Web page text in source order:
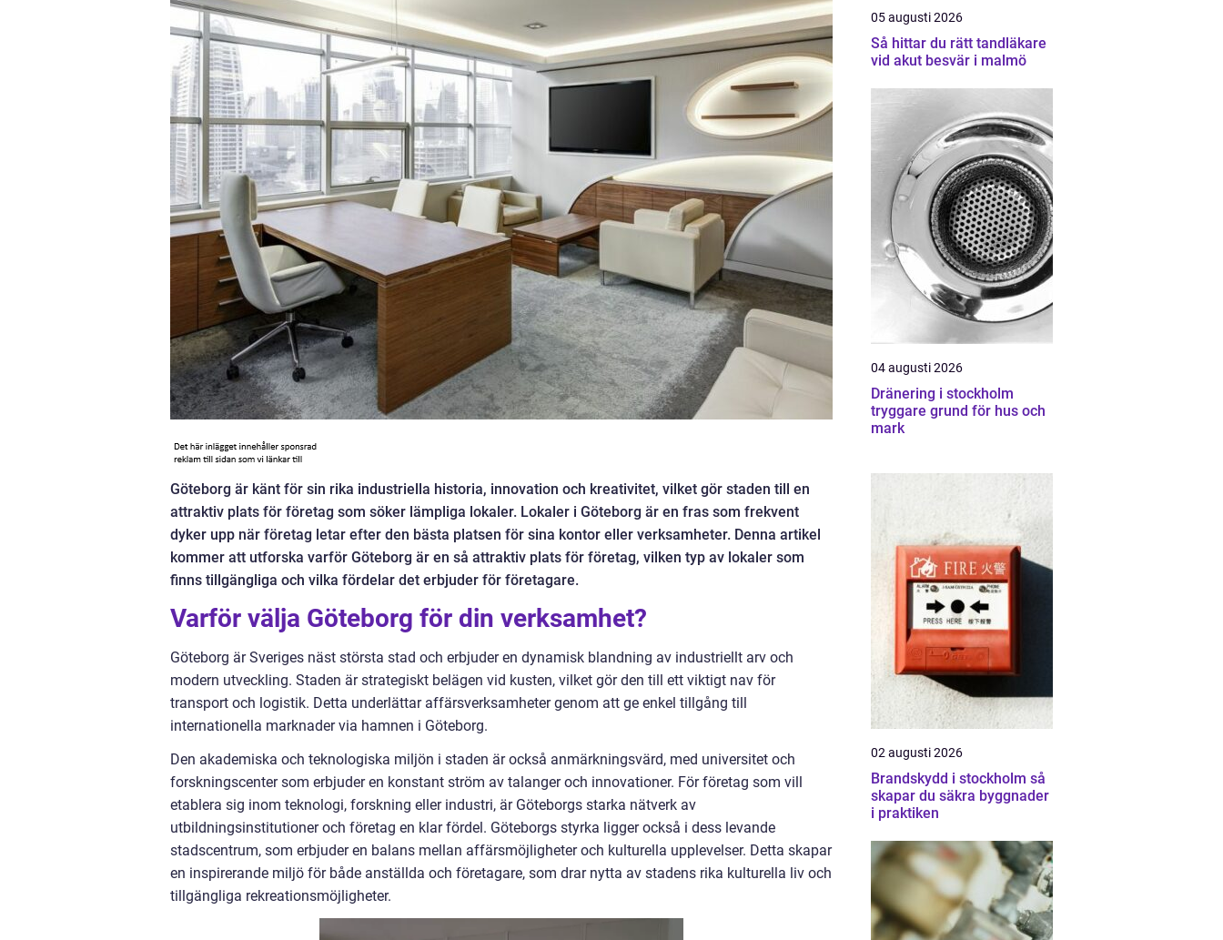
Göteborg är känt för sin rika industriella historia, innovation och kreativitet, vilket gör staden till en
attraktiv plats för företag som söker lämpliga lokaler. Lokaler i Göteborg är en fras som frekvent
dyker upp när företag letar efter den bästa platsen för sina kontor eller verksamheter. Denna artikel
kommer att utforska varför Göteborg är en så attraktiv plats för företag, vilken typ av lokaler som
finns tillgängliga och vilka fördelar det erbjuder för företagare.
Varför välja Göteborg för din verksamhet?
Göteborg är Sveriges näst största stad och erbjuder en dynamisk blandning av industriellt arv och
modern utveckling. Staden är strategiskt belägen vid kusten, vilket gör den till ett viktigt nav för
transport och logistik. Detta underlättar affärsverksamheter genom att ge enkel tillgång till
internationella marknader via hamnen i Göteborg.
Den akademiska och teknologiska miljön i staden är också anmärkningsvärd, med universitet och
forskningscenter som erbjuder en konstant ström av talanger och innovationer. För företag som vill
etablera sig inom teknologi, forskning eller industri, är Göteborgs starka nätverk av
utbildningsinstitutioner och företag en klar fördel. Göteborgs styrka ligger också i dess levande
stadscentrum, som erbjuder en balans mellan affärsmöjligheter och kulturella upplevelser. Detta skapar
en inspirerande miljö för både anställda och företagare, som drar nytta av stadens rika kulturella liv och
tillgängliga rekreationsmöjligheter.
05 augusti 2026
Så hittar du rätt tandläkare
vid akut besvär i malmö
04 augusti 2026
Dränering i stockholm
tryggare grund för hus och
mark
02 augusti 2026
Brandskydd i stockholm så
skapar du säkra byggnader
i praktiken